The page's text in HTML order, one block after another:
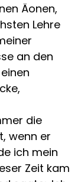
Äonen,
Lehre
an den
die
wenn er
ich mein
Zeit kam